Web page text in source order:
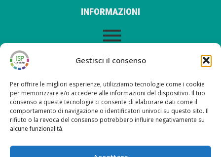
Gestisci il consenso
Per offrire le migliori esperienze, utilizziamo tecnologie come i cookie
per memorizzare e/o accedere alle informazioni del dispositivo. Il tuo
consenso a queste tecnologie ci consente di elaborare dati come il
comportamento di navigazione o identificatori univoci su questo sito. Il
rifiuto o la revoca del consenso potrebbero influire negativamente su
alcune funzionalità.
INFORMAZIONI
AVVISO LEGALE
ULTIMI POST SUL NOSTRO BLOG
Nueva versión ISP Gestión 6.01